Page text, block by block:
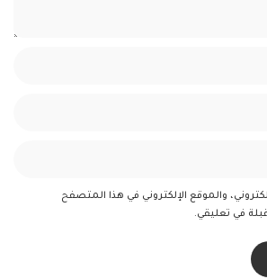
والموقع الإلكتروني في هذا المتصفح
في تعليقي.